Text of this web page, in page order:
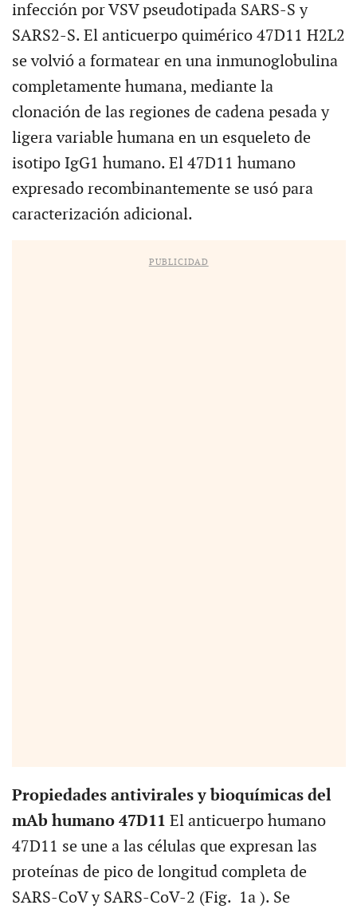
infección por VSV pseudotipada SARS-S y
SARS2-S. El anticuerpo quimérico 47D11 H2L2
se volvió a formatear en una inmunoglobulina
completamente humana, mediante la
clonación de las regiones de cadena pesada y
ligera variable humana en un esqueleto de
isotipo IgG1 humano. El 47D11 humano
expresado recombinantemente se usó para
caracterización adicional.
PUBLICIDAD
Propiedades antivirales y bioquímicas del
mAb humano 47D11 El anticuerpo humano
47D11 se une a las células que expresan las
proteínas de pico de longitud completa de
SARS-CoV y SARS-CoV-2 (Fig. 1a ). Se